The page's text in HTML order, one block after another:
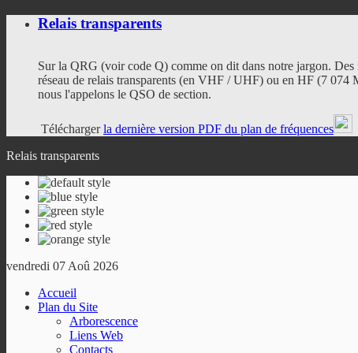
Relais transparents
Sur la QRG (voir code Q) comme on dit dans notre jargon.
réseau de relais transparents (en VHF / UHF) ou en HF (7
nous l'appelons le QSO de section.
Téléchargerla dernière version PDF du plan de fréquences
Relais transparents
vendredi 07 Aoû 2026
Accueil
Plan du Site
Arborescence
Liens Web
Contacts